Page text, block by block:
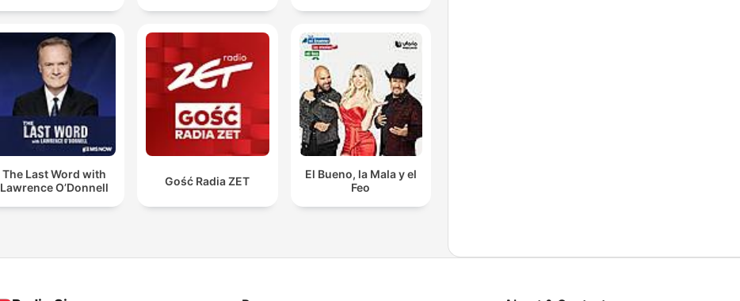
The Last Word with
Lawrence O’Donnell
Gość Radia ZET
El Bueno, la Mala y el
Feo